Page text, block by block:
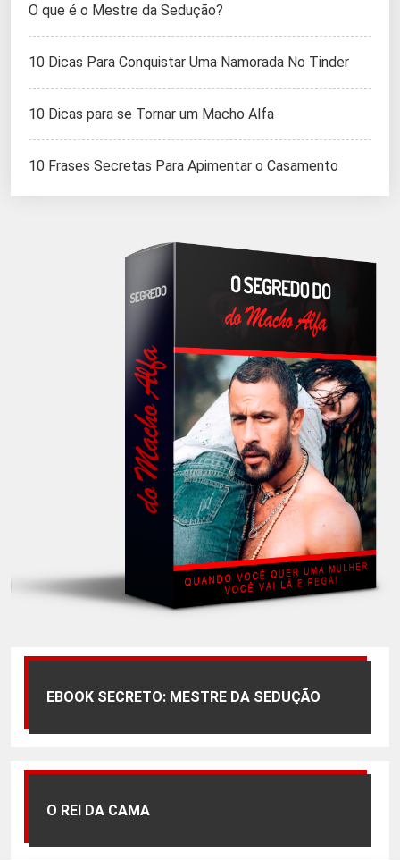
O que é o Mestre da Sedução?
10 Dicas Para Conquistar Uma Namorada No Tinder
10 Dicas para se Tornar um Macho Alfa
10 Frases Secretas Para Apimentar o Casamento
EBOOK SECRETO: MESTRE DA SEDUÇÃO
O REI DA CAMA